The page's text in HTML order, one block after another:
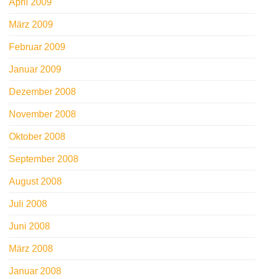
April 2009
März 2009
Februar 2009
Januar 2009
Dezember 2008
November 2008
Oktober 2008
September 2008
August 2008
Juli 2008
Juni 2008
März 2008
Januar 2008